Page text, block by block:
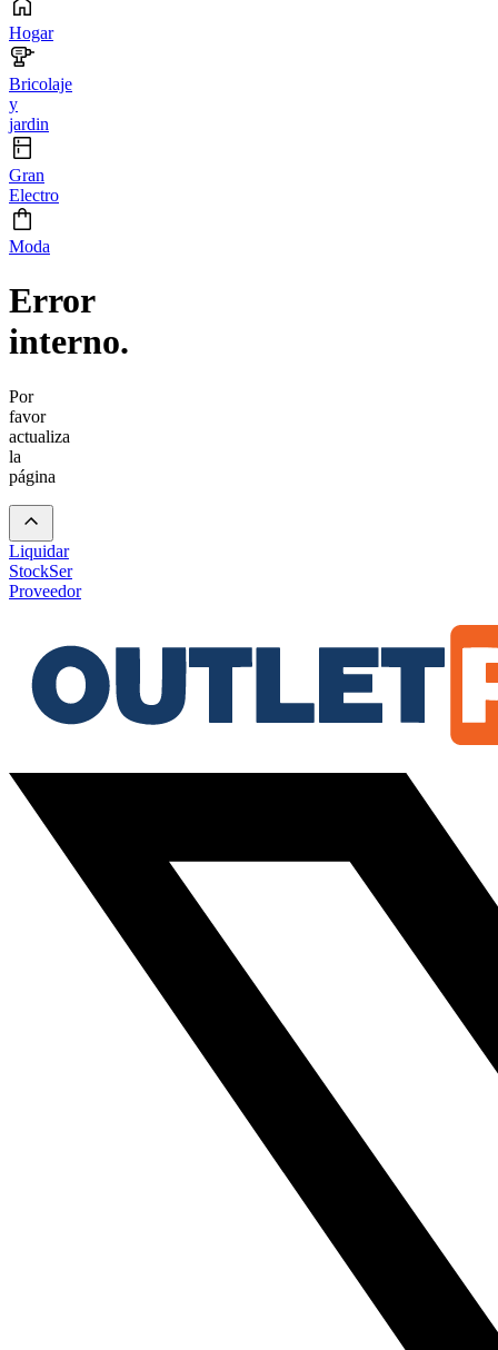
Hogar
Bricolaje
y
jardin
Gran
Electro
Moda
Error
interno.
Por
favor
actualiza
la
página
Liquidar
StockSer
Proveedor